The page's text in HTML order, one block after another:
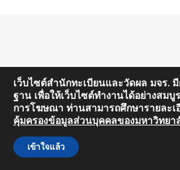
เว็บไซต์สำนักทะเบียนและวัดผล มจร.
ฐาน เพื่อให้เว็บไซต์ทำงานได้อย่างสม
การโฆษณา ท่านสามารถศึกษารายละเ
คุ้มครองข้อมูลส่วนบุคคลของมหาวิทยา
เข้าใจแล้ว